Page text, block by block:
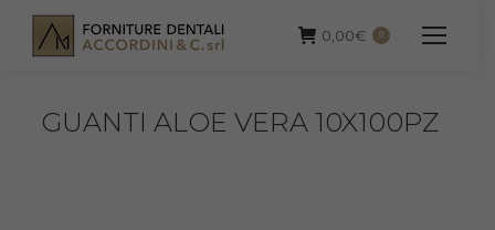
0,00€ 0
GUANTI ALOE VERA 10X100PZ